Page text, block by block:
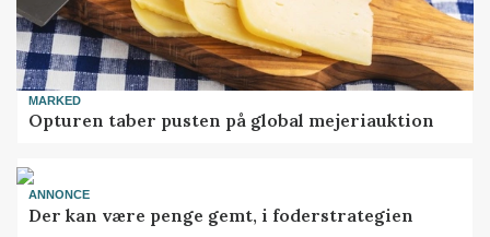
MARKED
Opturen taber pusten på global mejeriauktion
ANNONCE
Der kan være penge gemt, i foderstrategien